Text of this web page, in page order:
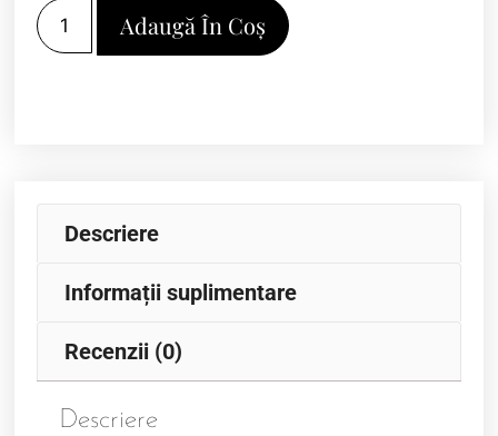
Adaugă În Coș
Descriere
Informații suplimentare
Recenzii (0)
Descriere